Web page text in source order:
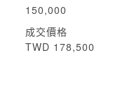
150,000
成交價格
TWD 178,500